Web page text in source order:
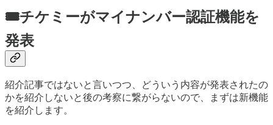
🎟️チケミーがマイナンバー認証機能を
発表
紹介記事ではないと言いつつ、どういう内容が発表されたの
かを紹介しないと後の考察に繋がらないので、まずは新機能
を紹介します。